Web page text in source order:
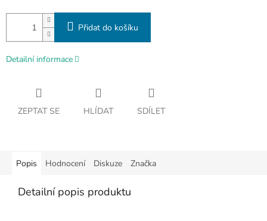
Přidat do košíku
Detailní informace
ZEPTAT SE HLÍDAT SDÍLET
Popis Hodnocení Diskuze Značka
Detailní popis produktu